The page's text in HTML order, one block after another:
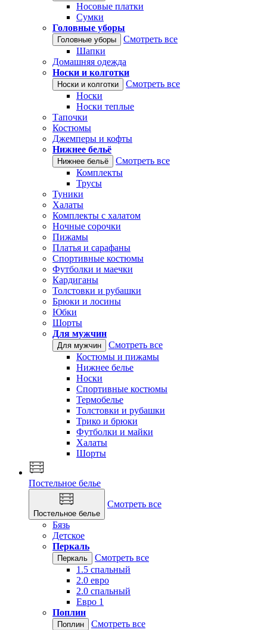
Носовые платки
Сумки
Головные уборы
Головные уборы
Смотреть все
Шапки
Домашняя одежда
Носки и колготки
Носки и колготки
Смотреть все
Носки
Носки теплые
Тапочки
Костюмы
Джемперы и кофты
Нижнее бельё
Нижнее бельё
Смотреть все
Комплекты
Трусы
Туники
Халаты
Комплекты с халатом
Ночные сорочки
Пижамы
Платья и сарафаны
Спортивные костюмы
Футболки и маечки
Кардиганы
Толстовки и рубашки
Брюки и лосины
Юбки
Шорты
Для мужчин
Для мужчин
Смотреть все
Костюмы и пижамы
Нижнее белье
Носки
Спортивные костюмы
Термобелье
Толстовки и рубашки
Трико и брюки
Футболки и майки
Халаты
Шорты
Постельное белье
Постельное белье
Смотреть все
Бязь
Детское
Перкаль
Перкаль
Смотреть все
1.5 спальный
2.0 евро
2.0 спальный
Евро 1
Поплин
Поплин
Смотреть все